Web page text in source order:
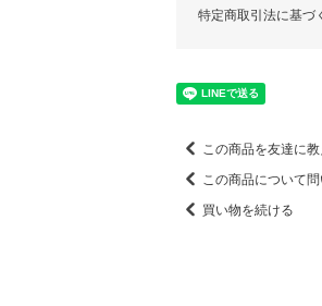
特定商取引法に基づ
この商品を友達に教
この商品について
買い物を続ける